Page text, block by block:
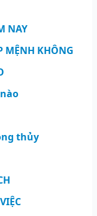
NAY
MỆNH KHÔNG
thủy